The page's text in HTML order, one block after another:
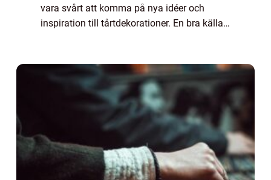
vara svårt att komma på nya idéer och
inspiration till tårtdekorationer. En bra källa